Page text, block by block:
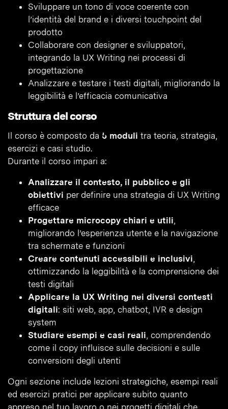
Sviluppare un tono di voce coerente con
l’identità del brand e i diversi touchpoint del
prodotto
Collaborare con designer e sviluppatori,
integrando la UX Writing nei processi di
progettazione
Analizzare e testare i testi digitali, migliorando la
leggibilità e l’efficacia comunicativa
Struttura del corso
Il corso è composto da 5 moduli tra teoria, strategia,
esercizi e casi studio.
Durante il corso impari a:
Analizzare il contesto, il pubblico e gli
obiettivi per definire una strategia di UX Writing
efficace
Progettare microcopy chiari e utili,
migliorando l’esperienza utente e la navigazione
tra schermate e funzioni
Creare contenuti accessibili e inclusivi,
ottimizzando la leggibilità e la comprensione dei
testi digitali
Applicare la UX Writing nei diversi contesti
digitali: siti web, app, chatbot, IVR e design
system
Studiare esempi e casi reali, comprendendo
come il copy influisce sulle decisioni e sulle
conversioni degli utenti
Ogni sezione include lezioni strategiche, esempi reali
ed esercizi pratici per applicare subito quanto